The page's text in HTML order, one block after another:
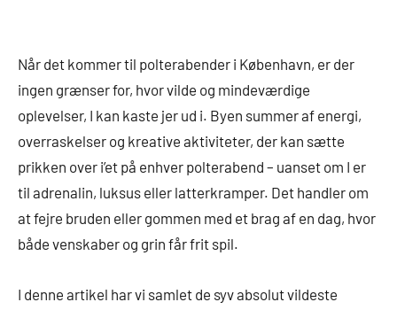
Når det kommer til polterabender i København, er der
ingen grænser for, hvor vilde og mindeværdige
oplevelser, I kan kaste jer ud i. Byen summer af energi,
overraskelser og kreative aktiviteter, der kan sætte
prikken over i’et på enhver polterabend – uanset om I er
til adrenalin, luksus eller latterkramper. Det handler om
at fejre bruden eller gommen med et brag af en dag, hvor
både venskaber og grin får frit spil.
I denne artikel har vi samlet de syv absolut vildeste